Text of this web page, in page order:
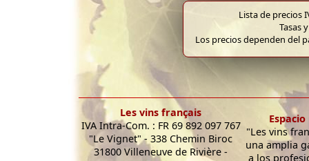
Lista de precios
Tasas
Los precios dependen del
Les vins français
IVA Intra-Com. : FR 69 892 097 767
"Le Vignet" - 338 Chemin Biroc
31800 Villeneuve de Rivière -
"Les vins
una amplia
a los